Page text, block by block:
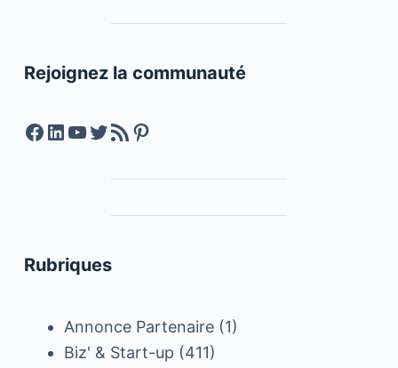
Rejoignez la communauté
Facebook
LinkedIn
YouTube
Twitter
Feed RSSPinterest
Rubriques
Annonce Partenaire(1)
Biz' & Start-up (411)